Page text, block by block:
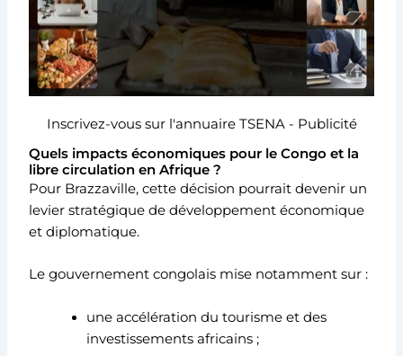
Inscrivez-vous sur l'annuaire TSENA - Publicité
Quels impacts économiques pour le Congo et la
libre circulation en Afrique ?
Pour Brazzaville, cette décision pourrait devenir un
levier stratégique de développement économique
et diplomatique.
Le gouvernement congolais mise notamment sur :
une accélération du tourisme et des
investissements africains ;